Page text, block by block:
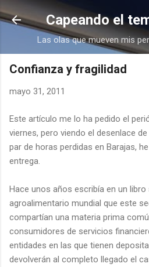
Ir al contenido
Capeando el
Las olas que mueven mis
Confianza y fragilidad
mayo 31, 2011
Este artículo me lo ha pedido el
viernes, pero viendo el desenlace
par de horas perdidas en Barajas,
entrega.
Hace unos años escribía en un
agroalimentario mundial que este
compartían una materia prima
consumidores de servicios
entidades en las que tienen
devolverán al completo llegado el